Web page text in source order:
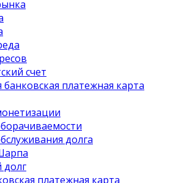
счет
платежная карта
долга
долг
платежная карта